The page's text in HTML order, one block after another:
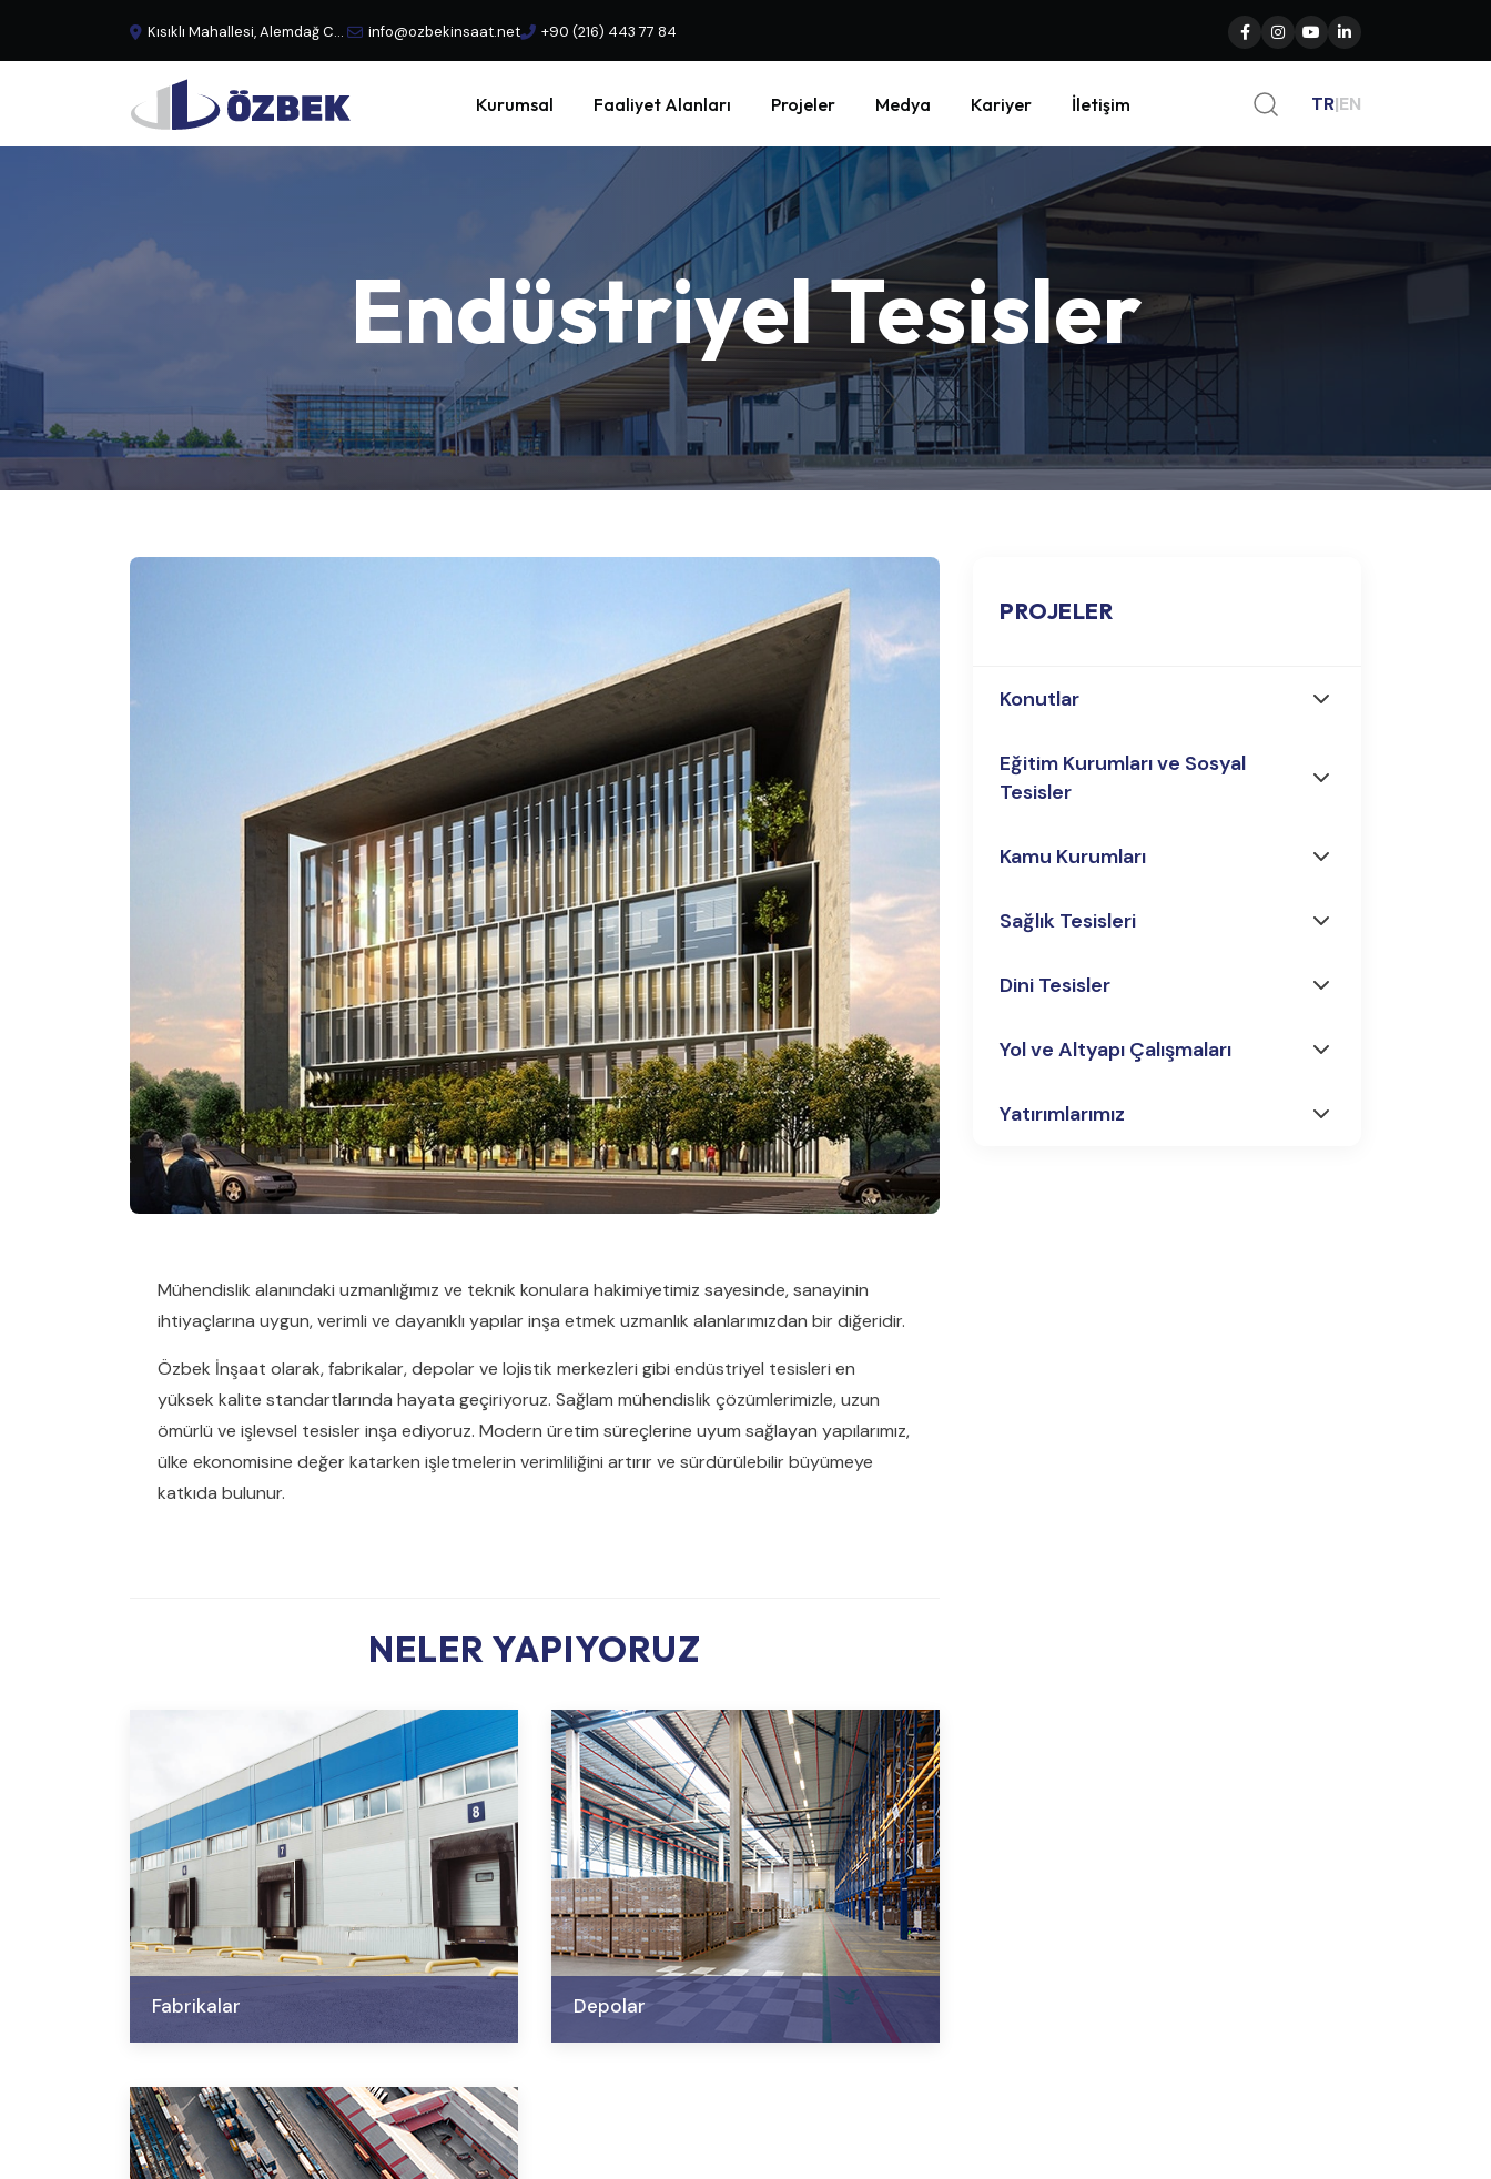
Kısıklı Mahallesi, Alemdağ Caddesi, No:29 Büyük Çamlıca - Üsküdar, İstanbul, Türkiye info@ozbekinsaat.net +90 (216) 443 77 84
Kurumsal Faaliyet Alanları Projeler Medya Kariyer İletişim TR|EN
EndüstriyelTesisler
Mühendislik alanındaki uzmanlığımız ve teknik konulara hakimiyetimiz sayesinde, sanayinin
ihtiyaçlarına uygun, verimli ve dayanıklı yapılar inşa etmek uzmanlık alanlarımızdan bir diğeridir.
Özbek İnşaat olarak, fabrikalar, depolar ve lojistik merkezleri gibi endüstriyel tesisleri en
yüksek kalite standartlarında hayata geçiriyoruz. Sağlam mühendislik çözümlerimizle, uzun
ömürlü ve işlevsel tesisler inşa ediyoruz. Modern üretim süreçlerine uyum sağlayan yapılarımız,
ülke ekonomisine değer katarken işletmelerin verimliliğini artırır ve sürdürülebilir büyümeye
katkıda bulunur.
NELER YAPIYORUZ
Fabrikalar Depolar
PROJELER
Konutlar
Eğitim Kurumları ve Sosyal
Tesisler
Kamu Kurumları
Sağlık Tesisleri
Dini Tesisler
Yol ve Altyapı Çalışmaları
Yatırımlarımız